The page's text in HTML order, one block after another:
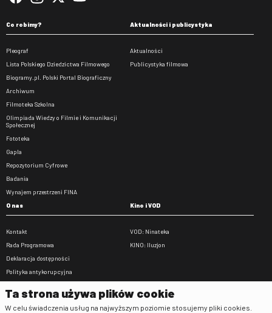
Co robimy?
Pleograf
Lista Polskiego Dziedzictwa Filmowego
Biogramy.pl. Polski Portal Biograficzny
Archiwum
Filmoteka Szkolna
Olimpiada Wiedzy o Filmie i Komunikacji
Społecznej
Fototeka
Gapla
Repozytorium Cyfrowe
Badania
Wynajem przestrzeni FINA
Aktualności i publicystyka
Aktualności
Publicystyka filmowa
O nas
Kontakt
Rada Programowa
Deklaracja dostępności
Polityka antykorupcyjna
Zamówienia publiczne
Kino i VOD
VOD: Ninateka
KINO: Iluzjon
Ta strona używa plików cookie
W celu świadczenia usług na najwyższym poziomie stosujemy pliki cookies.